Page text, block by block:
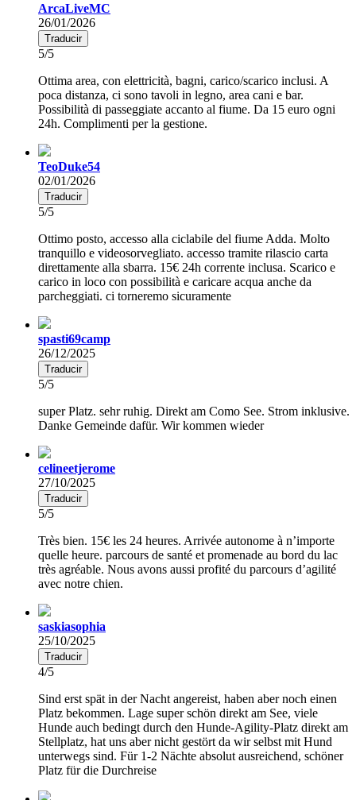
ArcaLiveMC
26/01/2026
Traducir
5/5
Ottima area, con elettricità, bagni, carico/scarico inclusi. A
poca distanza, ci sono tavoli in legno, area cani e bar.
Possibilità di passeggiate accanto al fiume. Da 15 euro ogni
24h. Complimenti per la gestione.
TeoDuke54
02/01/2026
Traducir
5/5
Ottimo posto, accesso alla ciclabile del fiume Adda. Molto
tranquillo e videosorvegliato. accesso tramite rilascio carta
direttamente alla sbarra. 15€ 24h corrente inclusa. Scarico e
carico in loco con possibilità e caricare acqua anche da
parcheggiati. ci torneremo sicuramente
spasti69camp
26/12/2025
Traducir
5/5
super Platz. sehr ruhig. Direkt am Como See. Strom inklusive.
Danke Gemeinde dafür. Wir kommen wieder
celineetjerome
27/10/2025
Traducir
5/5
Très bien. 15€ les 24 heures. Arrivée autonome à n’importe
quelle heure. parcours de santé et promenade au bord du lac
très agréable. Nous avons aussi profité du parcours d’agilité
avec notre chien.
saskiasophia
25/10/2025
Traducir
4/5
Sind erst spät in der Nacht angereist, haben aber noch einen
Platz bekommen. Lage super schön direkt am See, viele
Hunde auch bedingt durch den Hunde-Agility-Platz direkt am
Stellplatz, hat uns aber nicht gestört da wir selbst mit Hund
unterwegs sind. Für 1-2 Nächte absolut ausreichend, schöner
Platz für die Durchreise